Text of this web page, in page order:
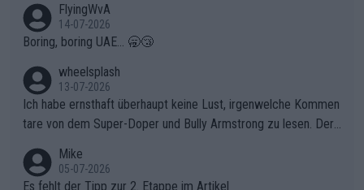
FlyingWvA
14-07-2026
Boring, boring UAE... 🥱😴
wheelsplash
13-07-2026
Ich habe ernsthaft überhaupt keine Lust, irgenwelche Kommen
tare von dem Super-Doper und Bully Armstrong zu lesen. Der
r die gehört nicht in dieses Medium!
Mike
05-07-2026
Es fehlt der Tipp zur 2. Etappe im Artikel